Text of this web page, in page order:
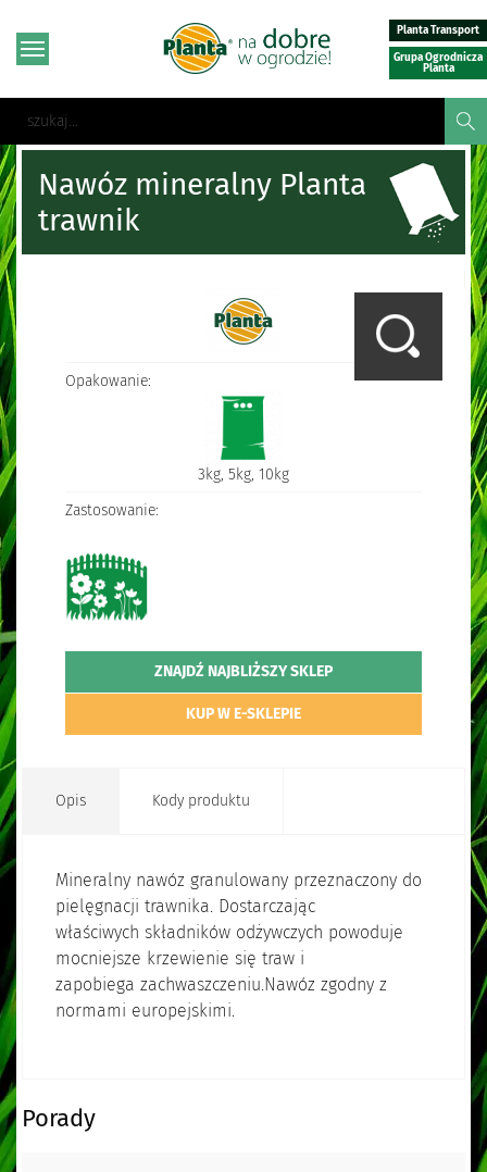
Planta Transport
Grupa Ogrodnicza
Planta
Nawóz mineralny Planta
trawnik
Opakowanie:
3kg, 5kg, 10kg
Zastosowanie:
ZNAJDŹ NAJBLIŻSZY SKLEP
KUP W E-SKLEPIE
Opis Kody produktu
Mineralny nawóz granulowany przeznaczony do
pielęgnacji trawnika. Dostarczając
właściwych składników odżywczych powoduje
mocniejsze krzewienie się traw i
zapobiega zachwaszczeniu.Nawóz zgodny z
normami europejskimi.
Porady